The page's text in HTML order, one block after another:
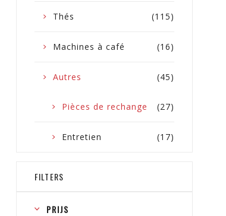
(115)
Thés
(16)
Machines à café
(45)
Autres
(27)
Pièces de rechange
(17)
Entretien
FILTERS
PRIJS